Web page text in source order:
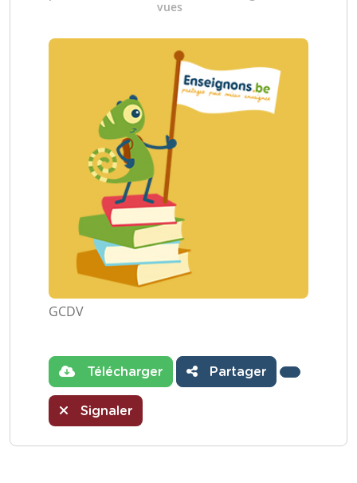
vues
GCDV
Télécharger Partager
Signaler